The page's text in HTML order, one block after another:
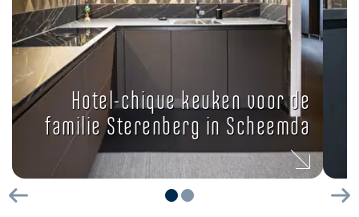
Hotel-chique keuken voor de
familie Sterenberg in Scheemda